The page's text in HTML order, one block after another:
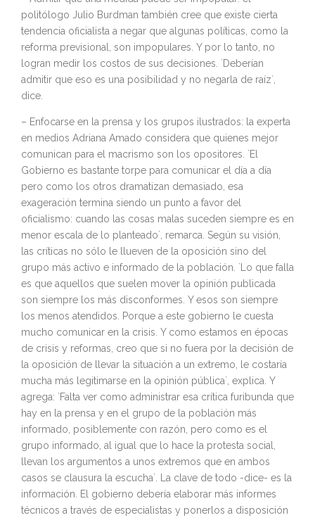
politólogo Julio Burdman también cree que existe cierta
tendencia oficialista a negar que algunas políticas, como la
reforma previsional, son impopulares. Y por lo tanto, no
logran medir los costos de sus decisiones. `Deberían
admitir que eso es una posibilidad y no negarla de raíz`,
dice.
– Enfocarse en la prensa y los grupos ilustrados: la experta
en medios Adriana Amado considera que quienes mejor
comunican para el macrismo son los opositores. `El
Gobierno es bastante torpe para comunicar el día a día
pero como los otros dramatizan demasiado, esa
exageración termina siendo un punto a favor del
oficialismo: cuando las cosas malas suceden siempre es en
menor escala de lo planteado`, remarca. Según su visión,
las críticas no sólo le llueven de la oposición sino del
grupo más activo e informado de la población. `Lo que falla
es que aquellos que suelen mover la opinión publicada
son siempre los más disconformes. Y esos son siempre
los menos atendidos. Porque a este gobierno le cuesta
mucho comunicar en la crisis. Y como estamos en épocas
de crisis y reformas, creo que si no fuera por la decisión de
la oposición de llevar la situación a un extremo, le costaría
mucha más legitimarse en la opinión pública`, explica. Y
agrega: `Falta ver como administrar esa crítica furibunda que
hay en la prensa y en el grupo de la población más
informado, posiblemente con razón, pero como es el
grupo informado, al igual que lo hace la protesta social,
llevan los argumentos a unos extremos que en ambos
casos se clausura la escucha`. La clave de todo -dice- es la
información. El gobierno debería elaborar más informes
técnicos a través de especialistas y ponerlos a disposición